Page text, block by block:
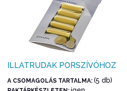
ILLATRUDAK PORSZÍVÓHOZ
A CSOMAGOLÁS TARTALMA: (5 db)